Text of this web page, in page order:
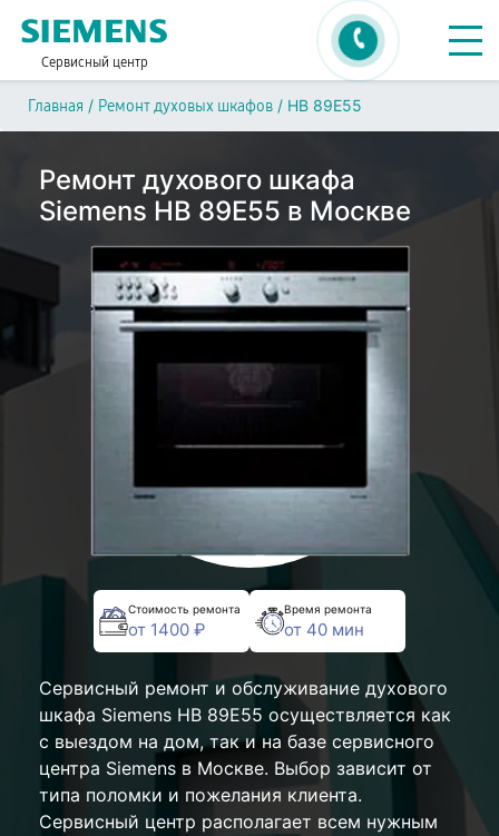
Сервисный центр
Главная / Ремонт духовых шкафов / HB 89E55
Ремонт духового шкафа
Siemens HB 89E55 в Москве
Стоимость ремонта
от 1400 ₽
Время ремонта
от 40 мин
Сервисный ремонт и обслуживание духового
шкафа Siemens HB 89E55 осуществляется как
с выездом на дом, так и на базе сервисного
центра Siemens в Москве. Выбор зависит от
типа поломки и пожелания клиента.
Сервисный центр располагает всем нужным